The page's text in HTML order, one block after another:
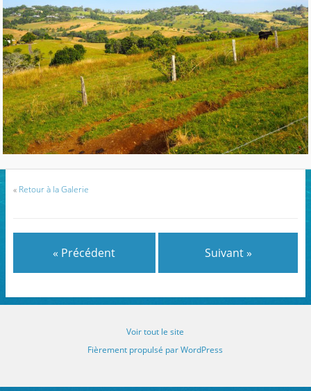
« Retour à la Galerie
« Précédent Suivant »
Voir tout le site
Fièrement propulsé par WordPress